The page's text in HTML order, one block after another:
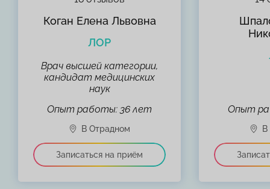
Коган Елена Львовна
ЛОР
Врач высшей категории,
кандидат медицинских
наук
Опыт работы: 36 лет
Опыт